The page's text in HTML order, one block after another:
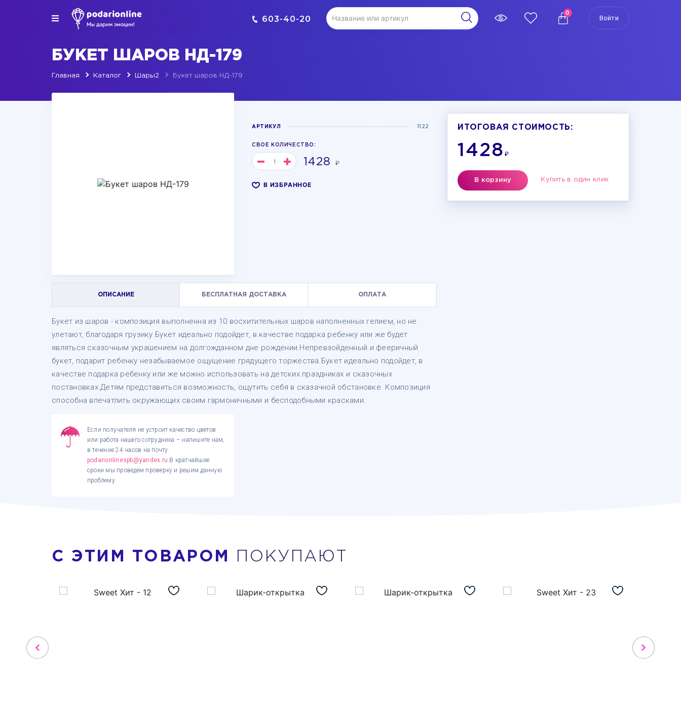
603-40-20
0
Войти
БУКЕТ ШАРОВ НД-179
Главная Каталог Шары2 Букет шаров НД-179
АРТИКУЛ 1122
СВОЕ КОЛИЧЕСТВО:
1428 ₽
В ИЗБРАННОЕ
ОПИСАНИЕ БЕСПЛАТНАЯ ДОСТАВКА ОПЛАТА
Букет из шаров - композиция выполненна из 10 восхитительных шаров наполненных гелием, но не
улетают, благодаря грузику.Букет идеально подойдет, в качестве подарка ребенку или же будет
являться сказочным украшением на долгожданном дне рождении.Непревзойденный и фееричный
букет, подарит ребенку незабываемое ощущение грядущего торжества.Букет идеально подойдет, в
качестве подарка ребенку или же можно использовать на детских праздниках и сказочных
постановках.Детям представиться возможность, ощутить себя в сказачной обстановке. Композиция
способна впечатлить окружающих своим гармоничными и бесподобными красками.
Если получателя не устроит качество цветов
или работа нашего сотрудника – напишите нам,
в течение 24 часов на почту:
podarionlinespb@yandex.ru.В кратчайшие
сроки мы проведем проверку и решим данную
проблему
ИТОГОВАЯ СТОИМОСТЬ:
1428 ₽
В корзину Купить в один клик
С ЭТИМ ТОВАРОМ ПОКУПАЮТ